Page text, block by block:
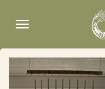
direct
de
hoofdinhoud